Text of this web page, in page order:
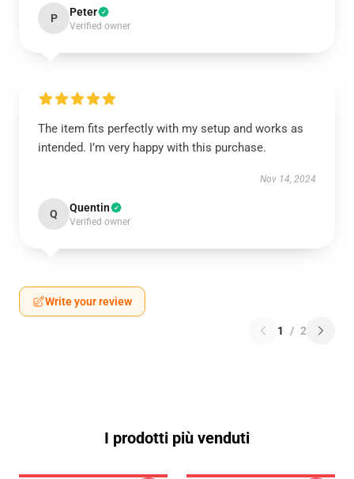
P Peter
Verified owner
The item fits perfectly with my setup and works as
intended. I’m very happy with this purchase.
Nov 14, 2024
Q Quentin
Verified owner
Write your review
1 / 2
I prodotti più venduti